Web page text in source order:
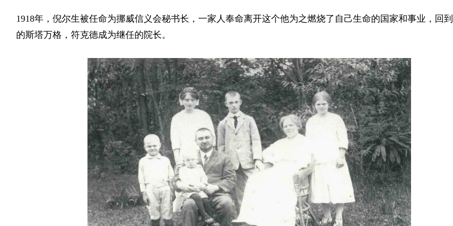
1918年，倪尔生被任命为挪威信义会秘书长，一家人奉命离开这个他为之燃烧了自己生命的国家和事业，回
的斯塔万格，符克德成为继任的院长。